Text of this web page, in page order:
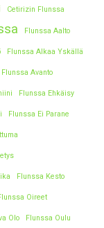
Cetirizin Flunssa
Flunssa Aalto
Flunssa Alkaa Yskällä
Flunssa Avanto
Flunssa Ehkäisy
Flunssa Ei Parane
Flunssa Kesto
Oireet
Olo Flunssa Oulu